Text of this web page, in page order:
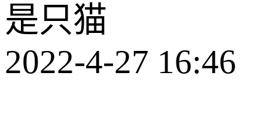
是只猫
2022-4-27 16:46